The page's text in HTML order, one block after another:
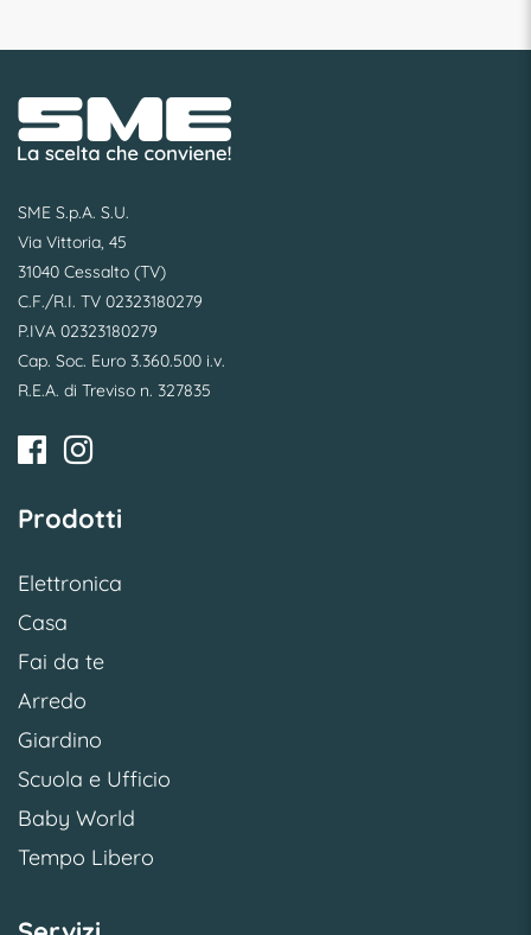
SME S.p.A. S.U.
Via Vittoria, 45
31040 Cessalto (TV)
C.F./R.I. TV 02323180279
P.IVA 02323180279
Cap. Soc. Euro 3.360.500 i.v.
R.E.A. di Treviso n. 327835
Prodotti
Elettronica
Casa
Fai da te
Arredo
Giardino
Scuola e Ufficio
Baby World
Tempo Libero